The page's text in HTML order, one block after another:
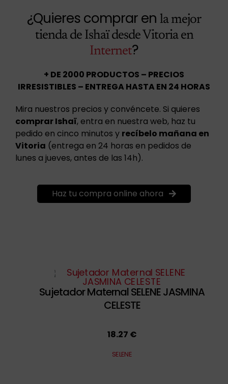
¿Quieres comprar en la mejor
tienda de Ishaï desde Vitoria en
Internet?
+ DE 2000 PRODUCTOS – PRECIOS
IRRESISTIBLES – ENTREGA HASTA EN 24 HORAS
Mira nuestros precios y convéncete. Si quieres
comprar Ishaï, entra en nuestra web, haz tu
pedido en cinco minutos y recíbelo mañana en
Vitoria (entrega en 24 horas en pedidos de
lunes a jueves, antes de las 14h).
Haz tu compra online ahora
Sujetador Maternal SELENE JASMINA
CELESTE
18.27 €
SELENE